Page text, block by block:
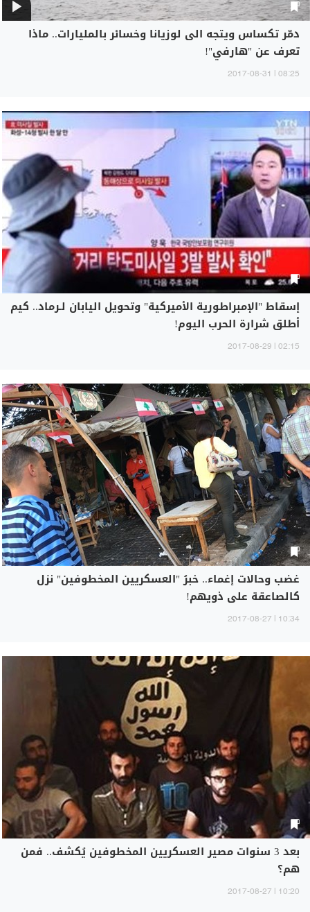
دمّر تكساس ويتجه الى لوزيانا وخسائر بالمليارات.. ماذا
تعرف عن "هارفي"!
08:25 | 2017-08-31
إسقاط "الإمبراطورية الأميركية" وتحويل اليابان لـرماد.. كيم
أطلق شرارة الحرب اليوم!
02:15 | 2017-08-29
غضب وحالات إغماء.. خبرُ "العسكريين المخطوفين" نزل
كالصاعقة على ذويهم!
10:34 | 2017-08-27
بعد 3 سنوات مصير العسكريين المخطوفين يُكشف.. فمن
هم؟
10:20 | 2017-08-27